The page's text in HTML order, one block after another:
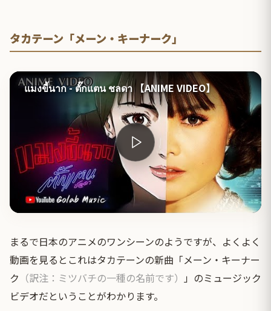
タカテーン「メーン・キーナーク」
แมงขี้นาก - ตั๊กแตน ชลดา 【ANIME VIDEO】
まるで日本のアニメのワンシーンのようですが、よくよく
動画を見るとこれはタカテーンの新曲「メーン・キーナー
ク （訳注：ミツバチの一種の名前です） 」のミュージック
ビデオだということがわかります。